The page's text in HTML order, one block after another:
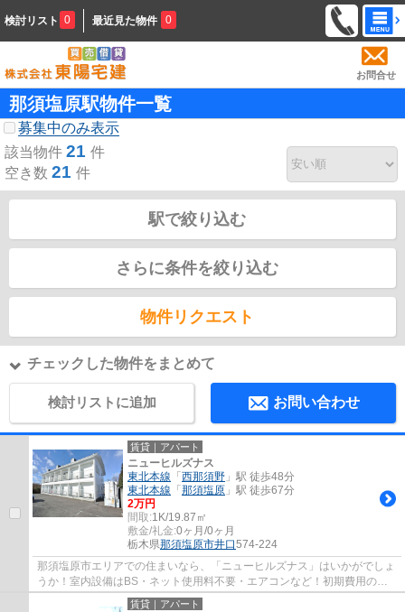
検討リスト 0 最近見た物件 0
お問合せ
那須塩原駅物件一覧
募集中のみ表示
該当物件 21 件
空き数 21 件
駅で絞り込む
さらに条件を絞り込む
物件リクエスト
チェックした物件をまとめて
検討リストに追加 お問い合わせ
賃貸｜アパート
ニューヒルズナス
東北本線 「 西那須野 」駅 徒歩48分
東北本線 「 那須塩原 」駅 徒歩67分
2万円
間取:1K/19.87㎡
敷金/礼金:0ヶ月/0ヶ月
栃木県那須塩原市井口574-224
那須塩原市エリアでの住まいなら、「ニューヒルズナス」はいかがでしょ
うか！室内設備はBS・ネット使用料不要・エアコンなど！初期費用のカ
ード決済ができます！那須塩原市での住まい...
賃貸｜アパート